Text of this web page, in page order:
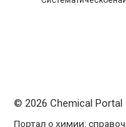
© 2026 Chemical Portal
Портал о химии: